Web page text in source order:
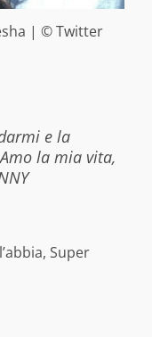
| © Twitter
e la
la mia vita,
Super